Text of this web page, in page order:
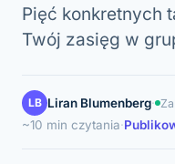
Pięć konkretnych
Twój zasięg w
LB Liran Blumenberg·
~10 min czytania·